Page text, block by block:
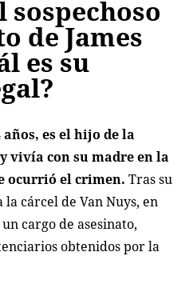
sospechoso
de James
es su
es el hijo de la
vivía con su madre en la
ocurrió el crimen. Tras su
cárcel de Van Nuys, en
cargo de asesinato,
obtenidos por la